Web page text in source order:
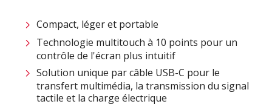
Compact, léger et portable
Technologie multitouch à 10 points pour un
contrôle de l'écran plus intuitif
Solution unique par câble USB-C pour le
transfert multimédia, la transmission du signal
tactile et la charge électrique